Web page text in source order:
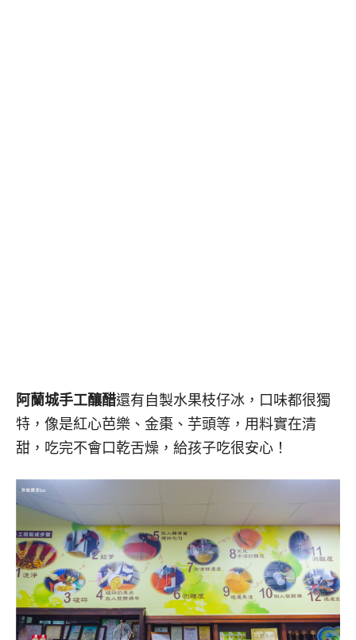
阿蘭城手工釀醋還有自製水果枝仔冰，口味都很獨
特，像是紅心芭樂、金棗、芋頭等，用料實在清
甜，吃完不會口乾舌燥，給孩子吃很安心！